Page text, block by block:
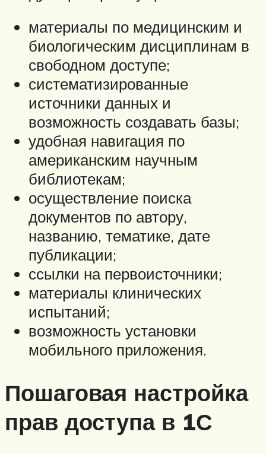
материалы по медицинским и
биологическим дисциплинам в
свободном доступе;
систематизированные
источники данных и
возможность создавать базы;
удобная навигация по
американским научным
библиотекам;
осуществление поиска
документов по автору,
названию, тематике, дате
публикации;
ссылки на первоисточники;
материалы клинических
испытаний;
возможность установки
мобильного приложения.
Пошаговая настройка
прав доступа в 1С